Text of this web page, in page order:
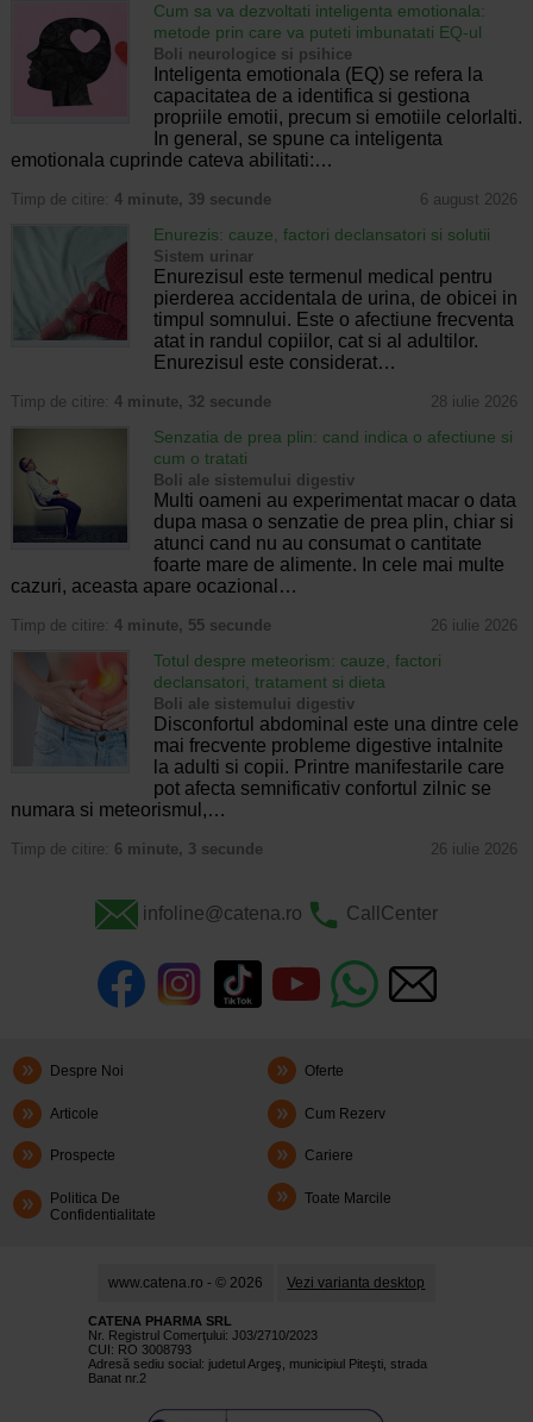
Cum sa va dezvoltati inteligenta emotionala:
metode prin care va puteti imbunatati EQ-ul
Boli neurologice si psihice
Inteligenta emotionala (EQ) se refera la
capacitatea de a identifica si gestiona
propriile emotii, precum si emotiile celorlalti.
In general, se spune ca inteligenta
emotionala cuprinde cateva abilitati:…
Timp de citire: 4 minute, 39 secunde 6 august 2026
Enurezis: cauze, factori declansatori si solutii
Sistem urinar
Enurezisul este termenul medical pentru
pierderea accidentala de urina, de obicei in
timpul somnului. Este o afectiune frecventa
atat in randul copiilor, cat si al adultilor.
Enurezisul este considerat…
Timp de citire: 4 minute, 32 secunde 28 iulie 2026
Senzatia de prea plin: cand indica o afectiune si
cum o tratati
Boli ale sistemului digestiv
Multi oameni au experimentat macar o data
dupa masa o senzatie de prea plin, chiar si
atunci cand nu au consumat o cantitate
foarte mare de alimente. In cele mai multe
cazuri, aceasta apare ocazional…
Timp de citire: 4 minute, 55 secunde 26 iulie 2026
Totul despre meteorism: cauze, factori
declansatori, tratament si dieta
Boli ale sistemului digestiv
Disconfortul abdominal este una dintre cele
mai frecvente probleme digestive intalnite
la adulti si copii. Printre manifestarile care
pot afecta semnificativ confortul zilnic se
numara si meteorismul,…
Timp de citire: 6 minute, 3 secunde 26 iulie 2026
infoline@catena.ro CallCenter
Despre Noi Oferte
Articole Cum Rezerv
Prospecte Cariere
Politica De
Confidentialitate
Toate Marcile
www.catena.ro - © 2026 Vezi varianta desktop
CATENA PHARMA SRL
Nr. Registrul Comerţului: J03/2710/2023
CUI: RO 3008793
Adresă sediu social: judetul Argeş, municipiul Piteşti, strada
Banat nr.2